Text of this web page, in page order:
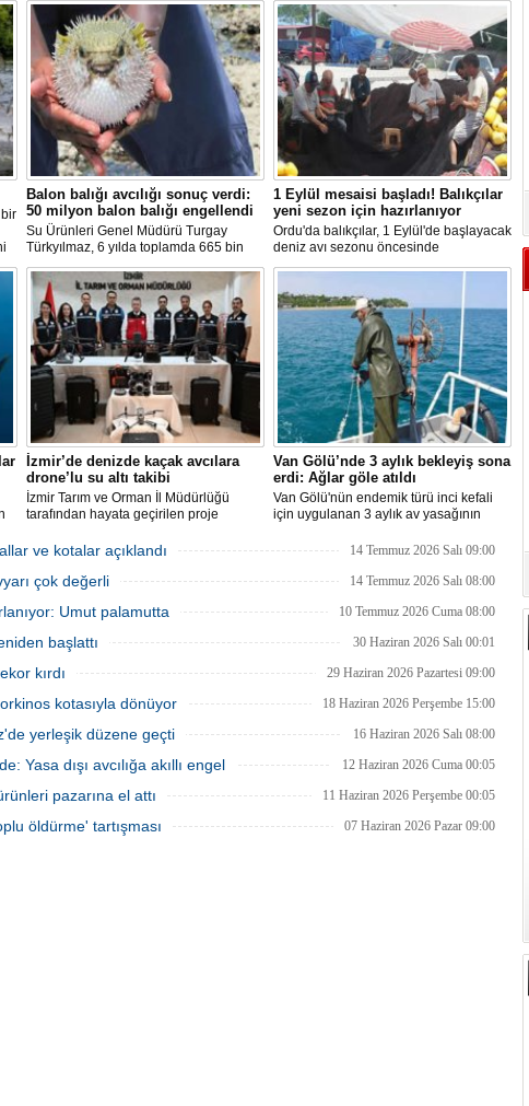
bir
Balon balığı avcılığı sonuç verdi:
50 milyon balon balığı engellendi
Su Ürünleri Genel Müdürü Turgay
Türkyılmaz, 6 yılda toplamda 665 bin
balon balığının ekosistemden
uzaklaştırıldığını belirterek, "Balon balığı
avcılığı sayesinde, yaklaşık 50 milyon
yeni balon balığının ekosisteme
katılması önlendi." dedi.
1 Eylül mesaisi başladı! Balıkçılar
yeni sezon için hazırlanıyor
Ordu'da balıkçılar, 1 Eylül'de başlayacak
deniz avı sezonu öncesinde
hazırlıklarını hızlandırdı. Av yasağı
ağlardan teknelere kadar tüm
ekipmanlarını elden geçirerek yeni
sezona hazırlanıyor.
İzmir’de denizde kaçak avcılara
drone’lu su altı takibi
İzmir Tarım ve Orman İl Müdürlüğü
tarafından hayata geçirilen proje
faaliyetleri anlık olarak tespit edebilen
hava ve su altı dronları sahada aktif
olarak kullanılmaya başlandı.
Van Gölü’nde 3 aylık bekleyiş sona
erdi: Ağlar göle atıldı
Van Gölü'nün endemik türü inci kefali
için uygulanan 3 aylık av yasağının
yeniden suyla buluşturdu ve yeni av
ve kotalar açıklandı 14 Temmuz 2026 Salı 09:00
çok değerli 14 Temmuz 2026 Salı 08:00
Umut palamutta 10 Temmuz 2026 Cuma 08:00
başlattı 30 Haziran 2026 Salı 00:01
kırdı 29 Haziran 2026 Pazartesi 09:00
kotasıyla dönüyor 18 Haziran 2026 Perşembe 15:00
yerleşik düzene geçti 16 Haziran 2026 Salı 08:00
Yasa dışı avcılığa akıllı engel 12 Haziran 2026 Cuma 00:05
pazarına el attı 11 Haziran 2026 Perşembe 00:05
öldürme' tartışması 07 Haziran 2026 Pazar 09:00